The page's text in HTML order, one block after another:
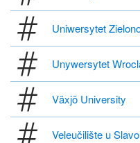
Uniwersytet
Unywersytet
Växjö University
Veleučilište u